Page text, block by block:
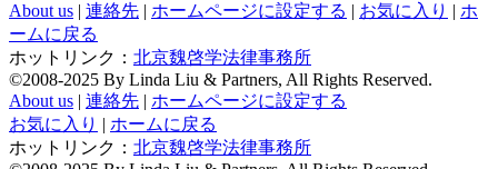
About us | 連絡先 | ホームページに設定する | お気に入り | ホ
ームに戻る
ホットリンク： 北京魏啓学法律事務所
©2008-2025 By Linda Liu & Partners, All Rights Reserved.
About us | 連絡先 | ホームページに設定する
お気に入り | ホームに戻る
ホットリンク： 北京魏啓学法律事務所